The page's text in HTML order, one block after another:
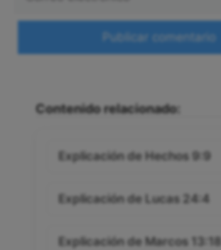
Contenido relacionado:
Explicación de Hechos 9:9
Explicación de Lucas 24:4
Explicación de Marcos 13:18